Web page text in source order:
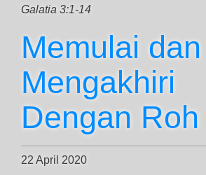
Galatia 3:1-14
Memulai dan
Mengakhiri
Dengan Roh
22 April 2020